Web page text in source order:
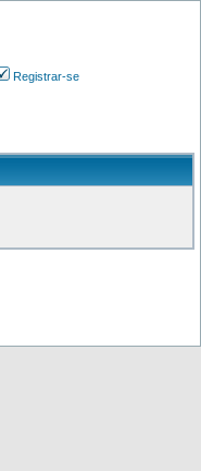
Registrar-se